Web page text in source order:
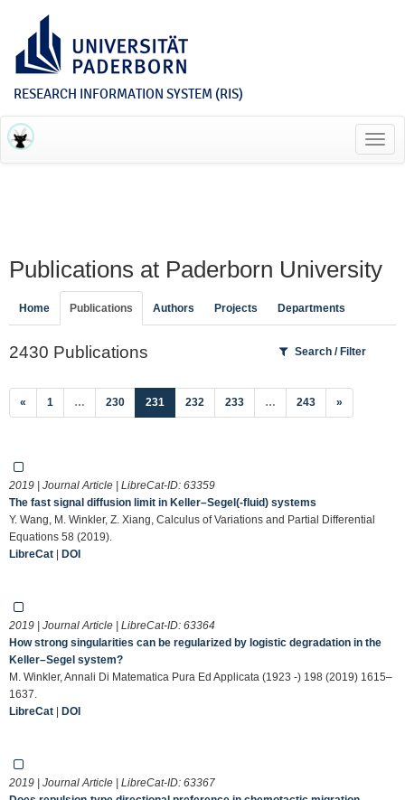
RESEARCH INFORMATION SYSTEM (RIS)
Publications at Paderborn University
Home Publications Authors Projects Departments
2430 Publications Search / Filter
« 1 … 230 231 (current)
232 233 … 243 »
2019 | Journal Article | LibreCat-ID: 63359
The fast signal diffusion limit in Keller–Segel(-fluid) systems
Y. Wang, M. Winkler, Z. Xiang, Calculus of Variations and Partial Differential
Equations 58 (2019).
LibreCat | DOI
2019 | Journal Article | LibreCat-ID: 63364
How strong singularities can be regularized by logistic degradation in the
Keller–Segel system?
M. Winkler, Annali Di Matematica Pura Ed Applicata (1923 -) 198 (2019) 1615–
1637.
LibreCat | DOI
2019 | Journal Article | LibreCat-ID: 63367